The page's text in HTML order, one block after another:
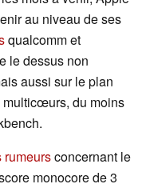
au niveau de ses
qualcomm et
le dessus non
aussi sur le plan
multicœurs, du moins
rumeursconcernant le
monocore de 3